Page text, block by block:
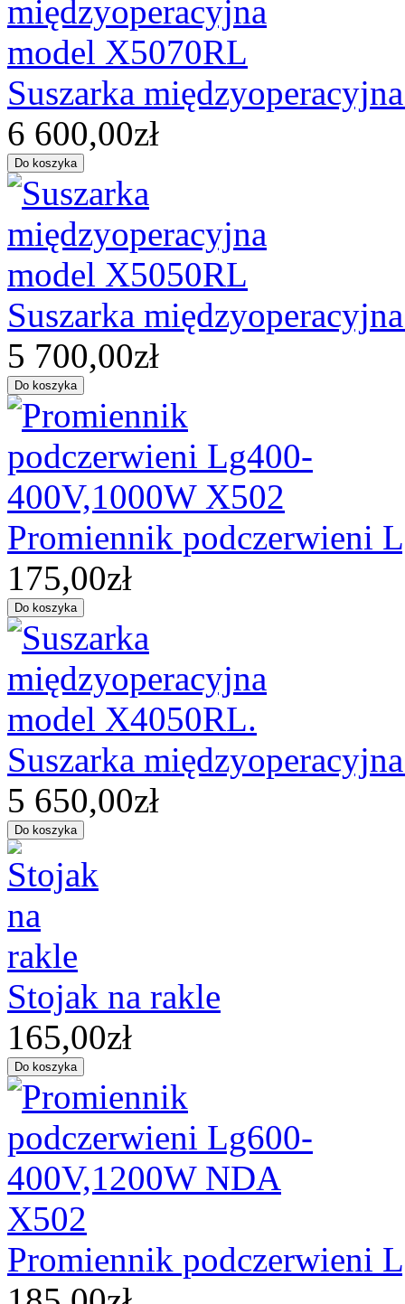
Suszarka
6 600,00zł
Suszarka
5 700,00zł
Promiennik podczerwieni
175,00zł
Suszarka
5 650,00zł
Stojak na rakle
165,00zł
Promiennik podczerwieni